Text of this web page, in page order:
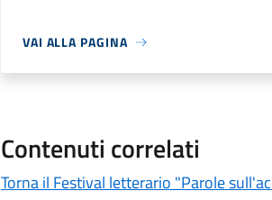
VAI ALLA PAGINA
Contenuti correlati
Torna il Festival letterario "Parole